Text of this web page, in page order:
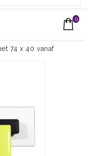
0
74 x 40 vanaf